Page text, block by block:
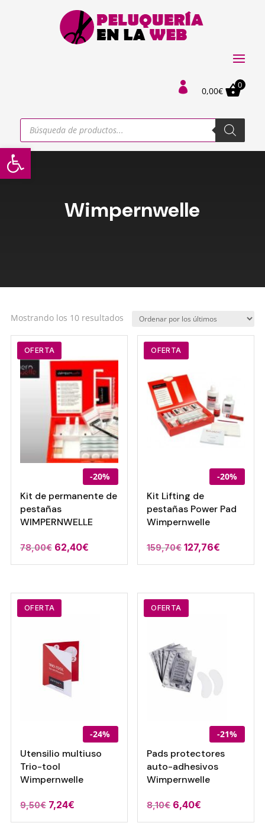
Abrir barra de herramientas
 0,00€
0
Búsqueda
productos
Wimpernwelle
Mostrando los 10 resultadosOrdenado
últimos
OFERTA
-20%
Kit de permanente de
pestañas
WIMPERNWELLE
78,00€ 62,40€
OFERTA
-20%
Kit Lifting de
pestañas Power Pad
Wimpernwelle
159,70€ 127,76€
OFERTA
-24%
Utensilio multiuso
Trio-tool
Wimpernwelle
9,50€ El
precio
7,24€El
precio
OFERTA
-21%
Pads protectores
auto-adhesivos
Wimpernwelle
8,10€ El
precio
6,40€
precio